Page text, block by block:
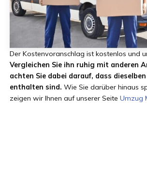
Der Kostenvoranschlag ist kostenlos und
Vergleichen Sie ihn ruhig mit anderen
achten Sie dabei darauf, dass
enthalten sind. Wie Sie darüber hinaus
zeigen wir Ihnen auf unserer Seite Umzug